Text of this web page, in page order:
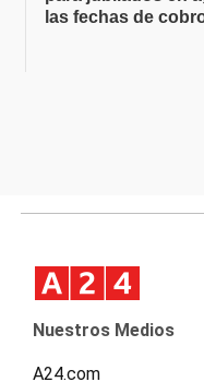
las fechas de
Nuestros Medios
A24.com